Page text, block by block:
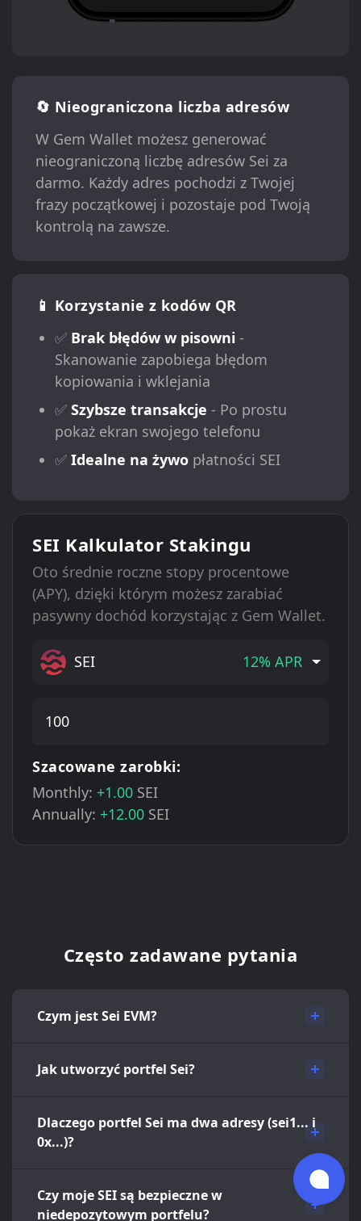
🔄 Nieograniczona liczba adresów
W Gem Wallet możesz generować
nieograniczoną liczbę adresów Sei za
darmo. Każdy adres pochodzi z Twojej
frazy początkowej i pozostaje pod Twoją
kontrolą na zawsze.
📱 Korzystanie z kodów QR
✅ Brak błędów w pisowni -
Skanowanie zapobiega błędom
kopiowania i wklejania
✅ Szybsze transakcje - Po prostu
pokaż ekran swojego telefonu
✅ Idealne na żywopłatności SEI
SEI Kalkulator Stakingu
Oto średnie roczne stopy procentowe
(APY), dzięki którym możesz zarabiać
pasywny dochód korzystając z Gem Wallet.
SEI 12% APR
Szacowane zarobki:
Monthly: +1.00 SEI
Annually: +12.00 SEI
Często zadawane pytania
Czym jest Sei EVM?
Jak utworzyć portfel Sei?
Dlaczego portfel Sei ma dwa adresy (sei1... i
0x...)?
Czy moje SEI są bezpieczne w
niedepozytowym portfelu?